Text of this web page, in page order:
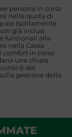
persona in corso
nella quota di
(solitamente
già inclusi
funzionali alla
nella Cassa
in corso
una chiara
6 del
gestione della